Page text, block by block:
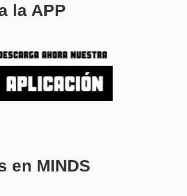
la APP
en MINDS